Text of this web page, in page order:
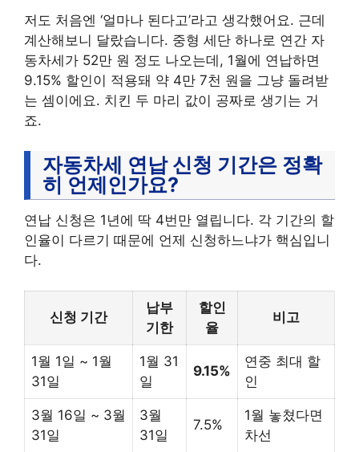
저도 처음엔 ‘얼마나 된다고’라고 생각했어요. 근데
계산해보니 달랐습니다. 중형 세단 하나로 연간 자
동차세가 52만 원 정도 나오는데, 1월에 연납하면
9.15% 할인이 적용돼 약 4만 7천 원을 그냥 돌려받
는 셈이에요. 치킨 두 마리 값이 공짜로 생기는 거
죠.
자동차세 연납 신청 기간은 정확
히 언제인가요?
연납 신청은 1년에 딱 4번만 열립니다. 각 기간의 할
인율이 다르기 때문에 언제 신청하느냐가 핵심입니
다.
신청 기간
납부
기한
할인
율
비고
1월 1일 ~ 1월
31일
1월 31
일
9.15%
연중 최대 할
인
3월 16일 ~ 3월
31일
3월
31일
7.5%
1월 놓쳤다면
차선